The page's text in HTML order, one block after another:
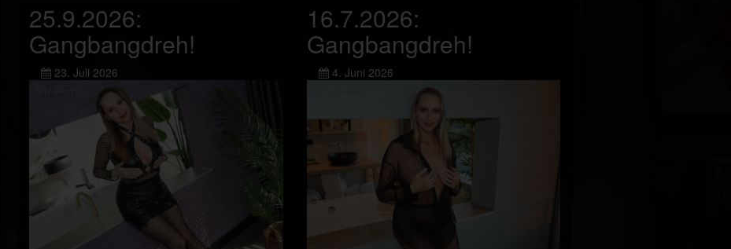
25.9.2026:
Gangbangdreh!
23. Juli 2026
16.7.2026:
Gangbangdreh!
4. Juni 2026